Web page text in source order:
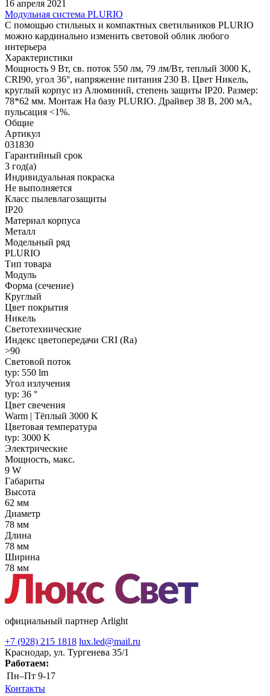
16 апреля 2021
Модульная система PLURIO
С помощью стильных и компактных светильников PLURIO
можно кардинально изменить световой облик любого
интерьера
Характеристики
Мощность 9 Вт, св. поток 550 лм, 79 лм/Вт, теплый 3000 K,
CRI90, угол 36°, напряжение питания 230 В. Цвет Никель,
круглый корпус из Алюминий, степень защиты IP20. Размер:
78*62 мм. Монтаж На базу PLURIO. Драйвер 38 В, 200 мА,
пульсация <1%.
Общие
Артикул
031830
Гарантийный срок
3 год(а)
Индивидуальная покраска
Не выполняется
Класс пылевлагозащиты
IP20
Материал корпуса
Металл
Модельный ряд
PLURIO
Тип товара
Модуль
Форма (сечение)
Круглый
Цвет покрытия
Никель
Светотехнические
Индекс цветопередачи CRI (Ra)
>90
Световой поток
typ: 550 lm
Угол излучения
typ: 36 °
Цвет свечения
Warm | Тёплый 3000 K
Цветовая температура
typ: 3000 K
Электрические
Мощность, макс.
9 W
Габариты
Высота
62 мм
Диаметр
78 мм
Длина
78 мм
Ширина
78 мм
официальный партнер Arlight
+7 (928) 215 1818 lux.led@mail.ru
Краснодар, ул. Тургенева 35/1
Работаем:
Пн–Пт 9-17
Контакты